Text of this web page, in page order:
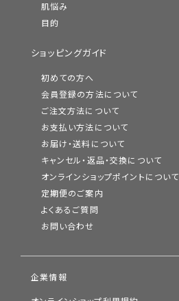
肌悩み
目的
ショッピングガイド
初めての方へ
会員登録の方法について
ご注文方法について
お支払い方法について
お届け・送料について
キャンセル・返品・交換について
オンラインショップポイントについて
定期便のご案内
よくあるご質問
お問い合わせ
企業情報